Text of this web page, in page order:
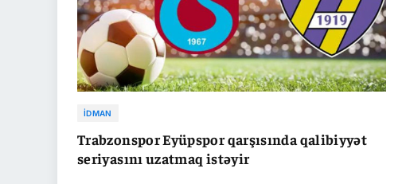
İDMAN
Trabzonspor Eyüpspor qarşısında qalibiyyət
seriyasını uzatmaq istəyir